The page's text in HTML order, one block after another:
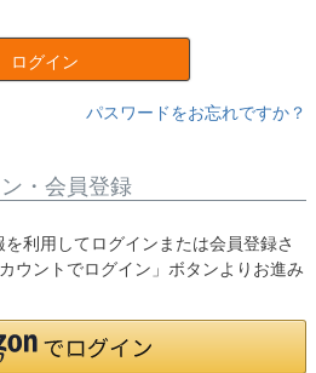
ログイン
パスワードをお忘れですか？
・会員登録
利用してログインまたは会員登録さ
ウントでログイン」ボタンよりお進み